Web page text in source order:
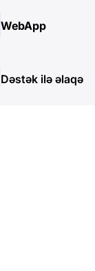
🔑 Quraşdırma və
🍀Pulsuz
WebApp
Dəstək ilə əlaqə